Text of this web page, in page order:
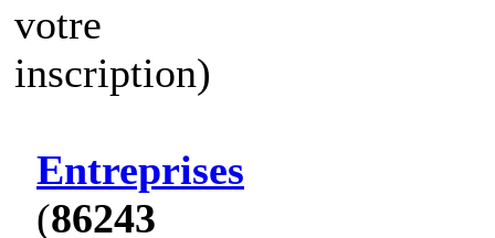
votre
inscription)
Entreprises
(86243